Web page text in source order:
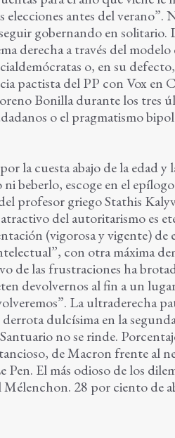
elecciones antes del verano”.
gobernando en solitario.
derecha a través del
o, en su
pactista del PP con Vox en
Bonilla durante los tres
o el pragmatismo
la cuesta abajo de la edad y
beberlo, escoge en el
profesor griego Stathis
del autoritarismo es
(vigorosa y vigente)
con otra máxima
de las frustraciones ha
devolvernos al fin a un
La ultraderecha
derrota dulcísima en la
no se rinde.
de Macron frente al
El más odioso de los
28 por ciento de